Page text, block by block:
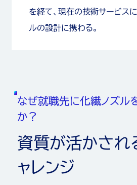
を経て、現在の技術サービス
ルの設計に携わる。
なぜ就職先に化繊 ノ ズル
か ？
資質が活かされ
ャ レンジ